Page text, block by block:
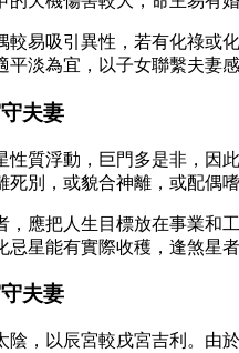
較易吸引異性，若有化祿或
淡為宜，以子女聯繫夫妻感
夫妻
性質浮動，巨門多是非，因
別，或貌合神離，或配偶
，應把人生目標放在事業和
星能有實際收穫，逢煞星
夫妻
陰，以辰宮較戌宮吉利。由